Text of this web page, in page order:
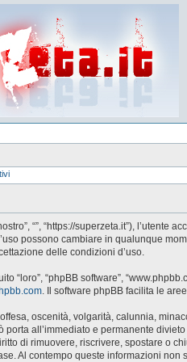
“”, “https://superzeta.it”),
possono cambiare in qualunque
delle condizioni d’uso.
“loro”, “phpBB software”,
. Il software phpBB facilita le
oscenità, volgarità, calunnia,
all’immediato e permanente
di rimuovere, riscrivere, spostare o
Al contempo queste informazioni